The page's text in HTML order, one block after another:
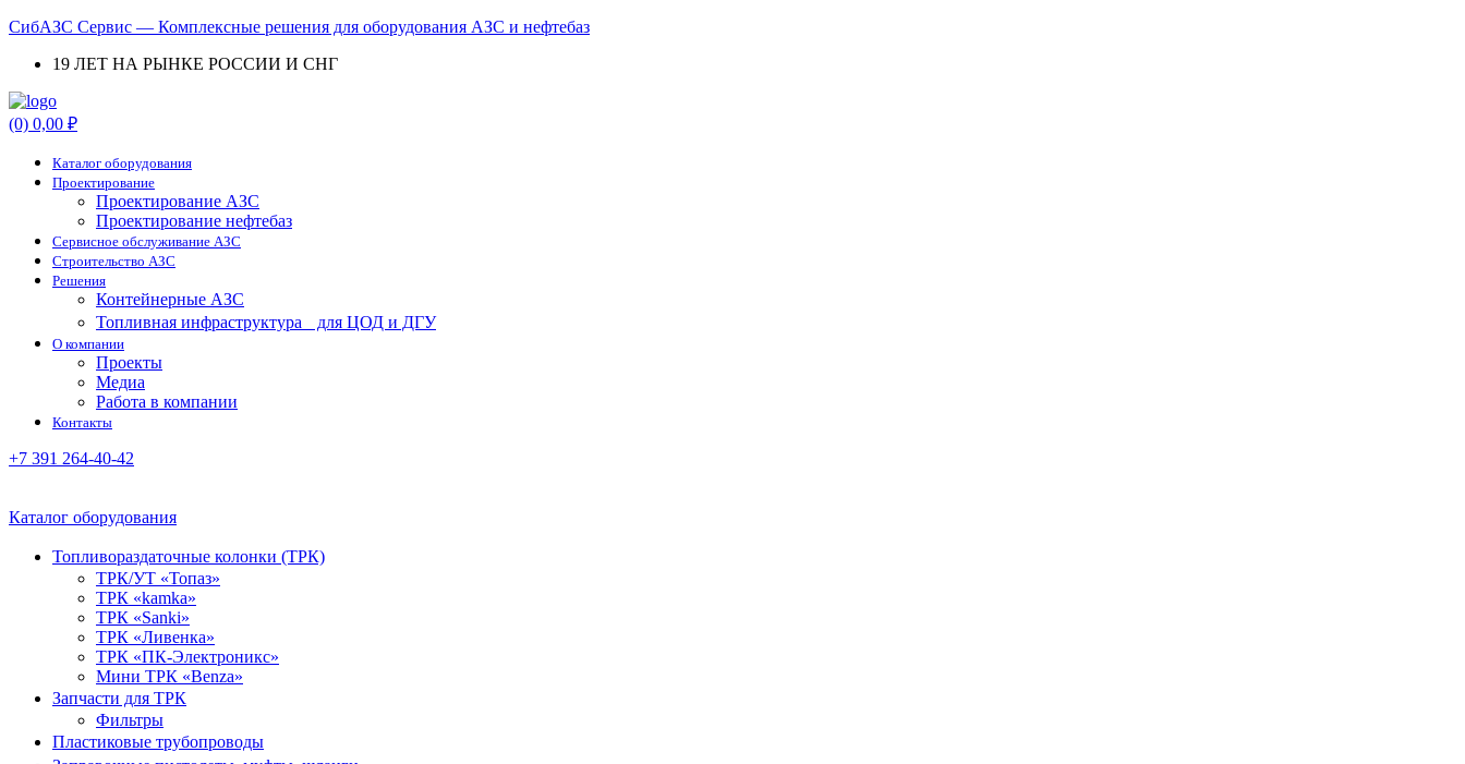
СибАЗС Сервис — Комплексные решения для оборудования АЗС и нефтебаз
19 ЛЕТ НА РЫНКЕ РОССИИ И СНГ
Menu
(0) 0,00 ₽
Каталог оборудования
Проектирование
Проектирование АЗС
Проектирование нефтебаз
Cервисное обслуживание АЗС
Строительство АЗС
Решения
Контейнерные АЗС
Топливная инфраструктура для ЦОД и ДГУ
О компании
Проекты
Медиа
Работа в компании
Контакты
+7 391 264-40-42
Каталог оборудования
Топливораздаточные колонки (ТРК)
ТРК/УТ «Топаз»
ТРК «kamka»
ТРК «Sanki»
ТРК «Ливенка»
ТРК «ПК-Электроникс»
Мини ТРК «Benza»
Запчасти для ТРК
Фильтры
Пластиковые трубопроводы